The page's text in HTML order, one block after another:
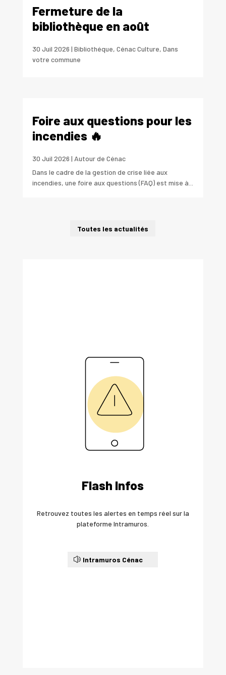
Fermeture de la
bibliothèque en août
30 Juil 2026 | Bibliothéque, Cénac Culture, Dans
votre commune
Foire aux questions pour les
incendies 🔥
30 Juil 2026 | Autour de Cénac
Dans le cadre de la gestion de crise liée aux
incendies, une foire aux questions (FAQ) est mise à...
Toutes les actualités
Flash Infos
Retrouvez toutes les alertes en temps réel sur la
plateforme Intramuros.
Intramuros Cénac